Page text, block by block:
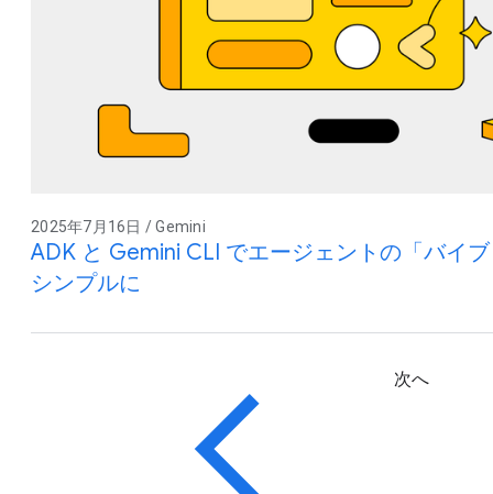
2025年7月16日 / Gemini
ADK と Gemini CLI でエージェントの「バイ
シンプルに
次へ